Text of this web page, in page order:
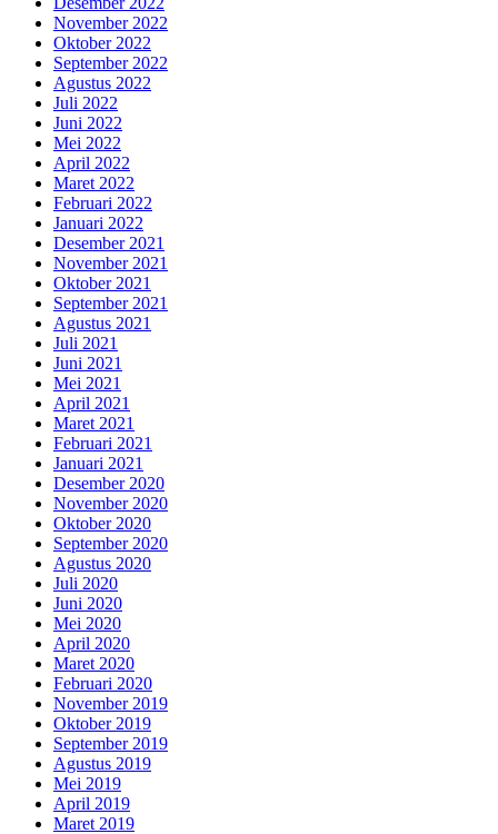
November 2022
Oktober 2022
September 2022
Agustus 2022
Juli 2022
Juni 2022
Mei 2022
April 2022
Maret 2022
Februari 2022
Januari 2022
Desember 2021
November 2021
Oktober 2021
September 2021
Agustus 2021
Juli 2021
Juni 2021
Mei 2021
April 2021
Maret 2021
Februari 2021
Januari 2021
Desember 2020
November 2020
Oktober 2020
September 2020
Agustus 2020
Juli 2020
Juni 2020
Mei 2020
April 2020
Maret 2020
Februari 2020
November 2019
Oktober 2019
September 2019
Agustus 2019
Mei 2019
April 2019
Maret 2019